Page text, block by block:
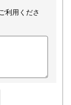
利用くださ